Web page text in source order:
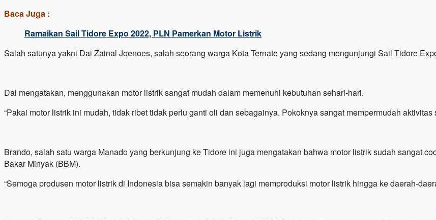
Baca Juga :
Ramaikan Sail Tidore Expo 2022, PLN Pamerkan Motor Listrik
Salah satunya yakni Dai Zainal Joenoes, salah seorang warga Kota Ternate yang sedang mengunjungi Sail Tidore
Dai mengatakan, menggunakan motor listrik sangat mudah dalam memenuhi kebutuhan sehari-hari.
“Pakai motor listrik ini mudah, tidak ribet tidak perlu ganti oli dan sebagainya. Pokoknya sangat mempermudah aktivitas
Brando, salah satu warga Manado yang berkunjung ke Tidore ini juga mengatakan bahwa motor listrik sudah sangat
Bakar Minyak (BBM).
“Semoga produsen motor listrik di Indonesia bisa semakin banyak lagi memproduksi motor listrik hingga ke daerah-